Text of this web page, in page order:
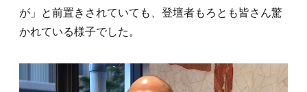
が」と前置きされていても、登壇者もろとも皆さん驚
かれている様子でした。